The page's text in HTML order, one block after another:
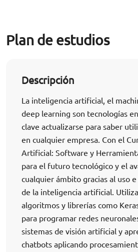
Plan de estudios
Descripción
La inteligencia artificial, el
deep learning son tecnologías
clave actualizarse para saber
en cualquier empresa. Con el
Artificial: Software y
para el futuro tecnológico y el
cualquier ámbito gracias al uso
de la inteligencia artificial.
algoritmos y librerías como
para programar redes
sistemas de visión artificial y
chatbots aplicando